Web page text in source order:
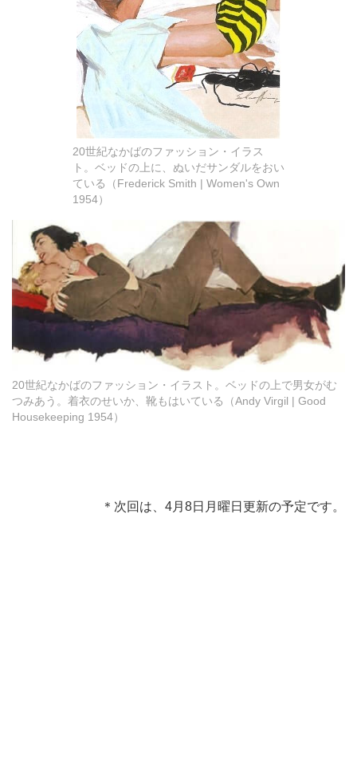
20世紀なかばのファッション・イラス
ト。ベッドの上に、ぬいだサンダルをおい
ている（Frederick Smith | Women's Own
1954）
20世紀なかばのファッション・イラスト。ベッドの上で男女がむ
つみあう。着衣のせいか、靴もはいている（Andy Virgil | Good
Housekeeping 1954）
＊次回は、4月8日月曜日更新の予定です。